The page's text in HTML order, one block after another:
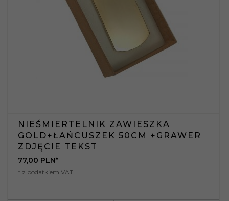
NIEŚMIERTELNIK ZAWIESZKA
GOLD+ŁAŃCUSZEK 50CM +GRAWER
ZDJĘCIE TEKST
77,00 PLN*
* z podatkiem VAT